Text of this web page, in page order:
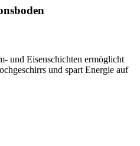
und Eisenschichten ermöglicht
und spart Energie auf